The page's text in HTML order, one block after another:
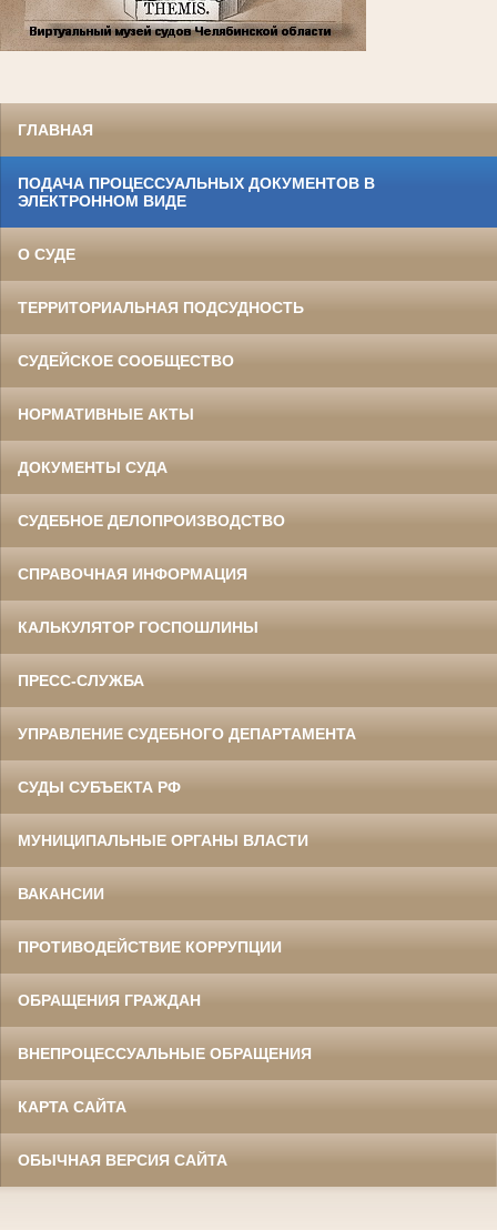
ГЛАВНАЯ
ПОДАЧА ПРОЦЕССУАЛЬНЫХ ДОКУМЕНТОВ В
ЭЛЕКТРОННОМ ВИДЕ
О СУДЕ
ТЕРРИТОРИАЛЬНАЯ ПОДСУДНОСТЬ
СУДЕЙСКОЕ СООБЩЕСТВО
НОРМАТИВНЫЕ АКТЫ
ДОКУМЕНТЫ СУДА
СУДЕБНОЕ ДЕЛОПРОИЗВОДСТВО
СПРАВОЧНАЯ ИНФОРМАЦИЯ
КАЛЬКУЛЯТОР ГОСПОШЛИНЫ
ПРЕСС-СЛУЖБА
УПРАВЛЕНИЕ СУДЕБНОГО ДЕПАРТАМЕНТА
СУДЫ СУБЪЕКТА РФ
МУНИЦИПАЛЬНЫЕ ОРГАНЫ ВЛАСТИ
ВАКАНСИИ
ПРОТИВОДЕЙСТВИЕ КОРРУПЦИИ
ОБРАЩЕНИЯ ГРАЖДАН
ВНЕПРОЦЕССУАЛЬНЫЕ ОБРАЩЕНИЯ
КАРТА САЙТА
ОБЫЧНАЯ ВЕРСИЯ САЙТА